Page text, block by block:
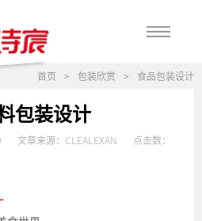
首页 > 包装欣赏 > 食品包装设计
包装设计
文章来源： CLEALEXAN
点击数：